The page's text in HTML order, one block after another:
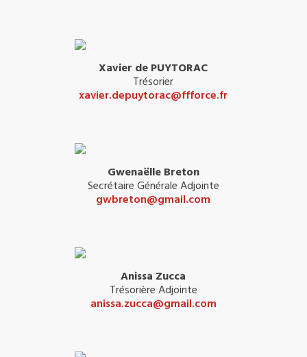
Xavier de PUYTORAC
Trésorier
xavier.depuytorac@ffforce.fr
Gwenaëlle Breton
Secrétaire Générale Adjointe
gwbreton@gmail.com
Anissa Zucca
Trésorière Adjointe
anissa.zucca@gmail.com